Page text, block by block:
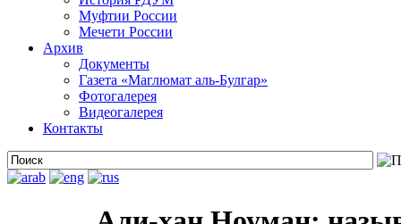
Муфтии России
Мечети России
Архив
Документы
Газета «Маглюмат аль-Булгар»
Фотогалерея
Видеогалерея
Контакты